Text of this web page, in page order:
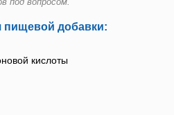
пищевой добавки:
кислоты